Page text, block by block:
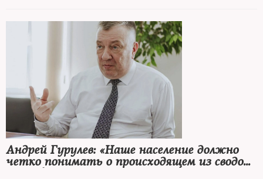
Андрей Гурулев: «Наше население должно
четко понимать о происходящем из сводок